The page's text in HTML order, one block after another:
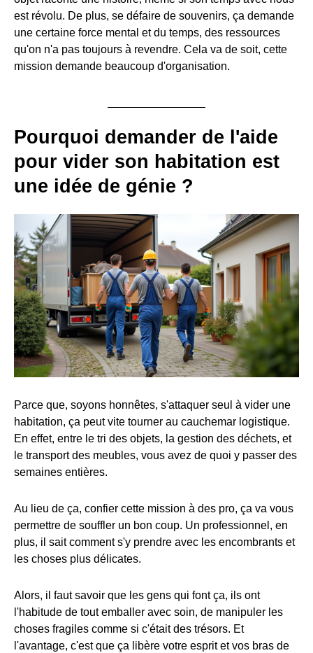
est révolu. De plus, se défaire de souvenirs, ça demande
une certaine force mental et du temps, des ressources
qu'on n'a pas toujours à revendre. Cela va de soit, cette
mission demande beaucoup d'organisation.
Pourquoi demander de l'aide
pour vider son habitation est
une idée de génie ?
Parce que, soyons honnêtes, s'attaquer seul à vider une
habitation, ça peut vite tourner au cauchemar logistique.
En effet, entre le tri des objets, la gestion des déchets, et
le transport des meubles, vous avez de quoi y passer des
semaines entières.
Au lieu de ça, confier cette mission à des pro, ça va vous
permettre de souffler un bon coup. Un professionnel, en
plus, il sait comment s'y prendre avec les encombrants et
les choses plus délicates.
Alors, il faut savoir que les gens qui font ça, ils ont
l'habitude de tout emballer avec soin, de manipuler les
choses fragiles comme si c'était des trésors. Et
l'avantage, c'est que ça libère votre esprit et vos bras de